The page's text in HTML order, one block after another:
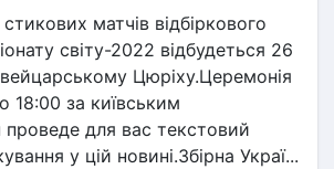
матчів відбіркового
світу-2022 відбудеться 26
Цюріху.Церемонія
18:00 за київським
проведе для вас текстовий
у цій новині.Збірна Украї...